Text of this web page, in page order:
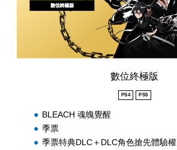
數位終極版
PS4 PS5
BLEACH 魂魄覺醒
季票
季票特典DLC＋DLC角色搶先體驗權